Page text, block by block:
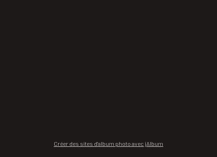
Créer des sites d'album photo avec jAlbum